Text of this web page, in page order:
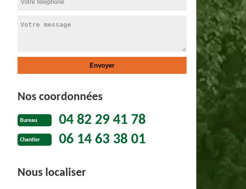
Nos coordonnées
Bureau 04 82 29 41 78
Chantier 06 14 63 38 01
Nous localiser